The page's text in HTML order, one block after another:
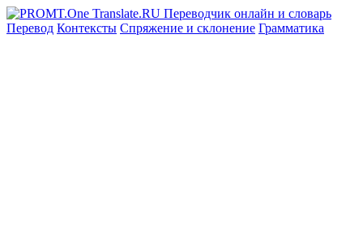
Перевод Контексты Спряжение и склонение Грамматика